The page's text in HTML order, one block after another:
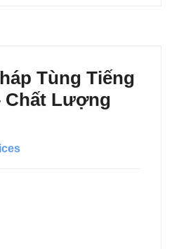
Tùng Tiếng
Chất Lượng